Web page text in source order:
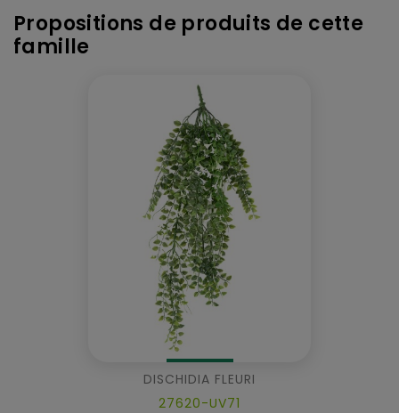
Propositions de produits de cette
famille
DISCHIDIA FLEURI
27620-UV71